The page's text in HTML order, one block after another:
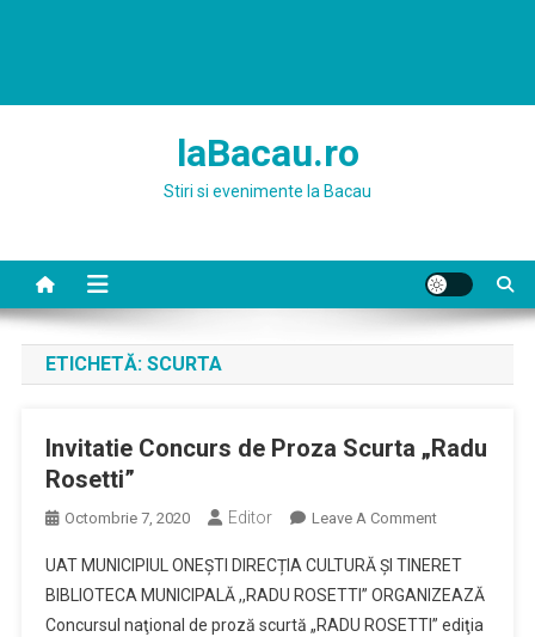
laBacau.ro
Stiri si evenimente la Bacau
ETICHETĂ: SCURTA
Invitatie Concurs de Proza Scurta „Radu
Rosetti”
Octombrie 7, 2020 Editor Leave A CommentOn
Concurs
De
Proza
UAT MUNICIPIUL ONEŞTI DIRECȚIA CULTURĂ ȘI TINERET
BIBLIOTECA MUNICIPALĂ ,,RADU ROSETTI” ORGANIZEAZĂ
Concursul naţional de proză scurtă „RADU ROSETTI” ediţia